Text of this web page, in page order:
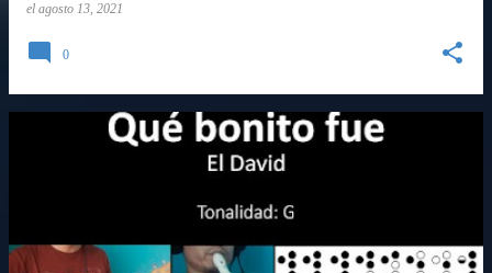
el agosto 13, 2021
0